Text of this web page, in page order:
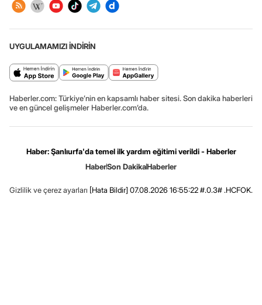
UYGULAMAMIZI İNDİRİN
Haberler.com: Türkiye’nin en kapsamlı haber sitesi. Son dakika haberleri
ve en güncel gelişmeler Haberler.com’da.
Haber: Şanlıurfa'da temel ilk yardım eğitimi verildi - Haberler
HaberSon DakikaHaberler
Gizlilik ve çerez ayarları [Hata Bildir] 07.08.2026 16:55:22 #.0.3# .HCFOK.